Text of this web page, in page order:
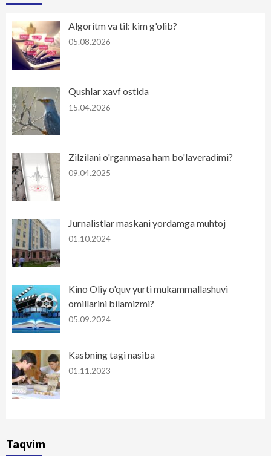
Algoritm va til: kim g'olib?
05.08.2026
Qushlar xavf ostida
15.04.2026
Zilzilani o'rganmasa ham bo'laveradimi?
09.04.2025
Jurnalistlar maskani yordamga muhtoj
01.10.2024
Kino Oliy o'quv yurti mukammallashuvi
omillarini bilamizmi?
05.09.2024
Kasbning tagi nasiba
01.11.2023
Taqvim